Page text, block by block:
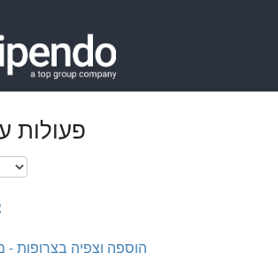
פעולות
הוספה וצפיה בצרופות -